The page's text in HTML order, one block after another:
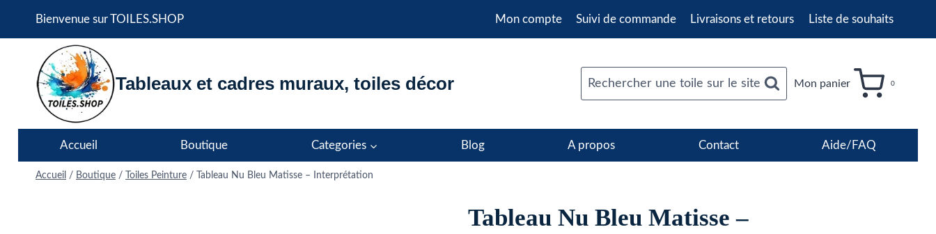
Bienvenue sur TOILES.SHOP Mon compte Suivi de commande Livraisons et retours Liste de souhaits
Tableaux et cadres muraux, toiles décor Rechercher une toile sur le site Mon panier 0
Accueil Boutique Categories Blog A propos Contact Aide/FAQ
Accueil / Boutique / Toiles Peinture / Tableau Nu Bleu Matisse – Interprétation
Tableau Nu Bleu Matisse –